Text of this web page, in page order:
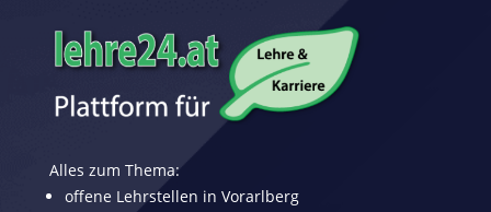
Alles zum Thema:
offene Lehrstellen in Vorarlberg